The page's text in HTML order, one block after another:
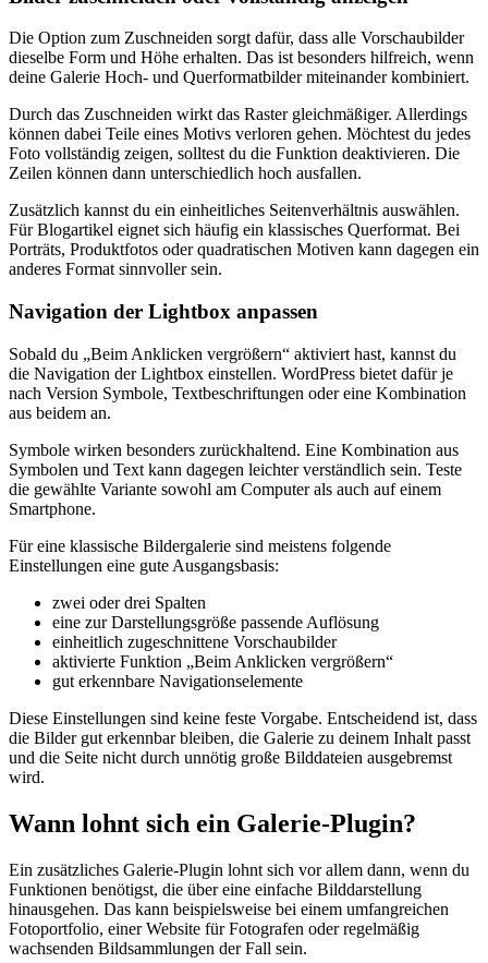
Die Option zum Zuschneiden sorgt dafür, dass alle Vorschaubilder
dieselbe Form und Höhe erhalten. Das ist besonders hilfreich, wenn
deine Galerie Hoch- und Querformatbilder miteinander kombiniert.
Durch das Zuschneiden wirkt das Raster gleichmäßiger. Allerdings
können dabei Teile eines Motivs verloren gehen. Möchtest du jedes
Foto vollständig zeigen, solltest du die Funktion deaktivieren. Die
Zeilen können dann unterschiedlich hoch ausfallen.
Zusätzlich kannst du ein einheitliches Seitenverhältnis auswählen.
Für Blogartikel eignet sich häufig ein klassisches Querformat. Bei
Porträts, Produktfotos oder quadratischen Motiven kann dagegen ein
anderes Format sinnvoller sein.
Navigation der Lightbox anpassen
Sobald du „Beim Anklicken vergrößern“ aktiviert hast, kannst du
die Navigation der Lightbox einstellen. WordPress bietet dafür je
nach Version Symbole, Textbeschriftungen oder eine Kombination
aus beidem an.
Symbole wirken besonders zurückhaltend. Eine Kombination aus
Symbolen und Text kann dagegen leichter verständlich sein. Teste
die gewählte Variante sowohl am Computer als auch auf einem
Smartphone.
Für eine klassische Bildergalerie sind meistens folgende
Einstellungen eine gute Ausgangsbasis:
zwei oder drei Spalten
eine zur Darstellungsgröße passende Auflösung
einheitlich zugeschnittene Vorschaubilder
aktivierte Funktion „Beim Anklicken vergrößern“
gut erkennbare Navigationselemente
Diese Einstellungen sind keine feste Vorgabe. Entscheidend ist, dass
die Bilder gut erkennbar bleiben, die Galerie zu deinem Inhalt passt
und die Seite nicht durch unnötig große Bilddateien ausgebremst
wird.
Wann lohnt sich ein Galerie-Plugin?
Ein zusätzliches Galerie-Plugin lohnt sich vor allem dann, wenn du
Funktionen benötigst, die über eine einfache Bilddarstellung
hinausgehen. Das kann beispielsweise bei einem umfangreichen
Fotoportfolio, einer Website für Fotografen oder regelmäßig
wachsenden Bildsammlungen der Fall sein.